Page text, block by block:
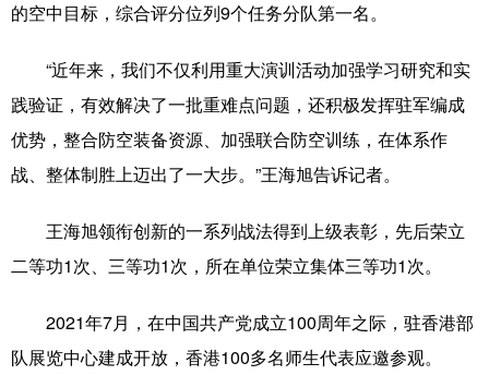
的空中目标，综合评分位列9个任务分队第一名。
“近年来，我们不仅利用重大演训活动加强学习研究和实
践验证，有效解决了一批重难点问题，还积极发挥驻军编成
优势，整合防空装备资源、加强联合防空训练，在体系作
战、整体制胜上迈出了一大步。”王海旭告诉记者。
王海旭领衔创新的一系列战法得到上级表彰，先后荣立
二等功1次、三等功1次，所在单位荣立集体三等功1次。
2021年7月，在中国共产党成立100周年之际，驻香港部
队展览中心建成开放，香港100多名师生代表应邀参观。